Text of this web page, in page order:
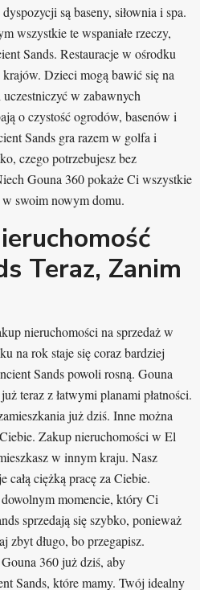
są baseny, siłownia i spa.
wszystkie te wspaniałe rzeczy,
Sands. Restauracje w ośrodku
Dzieci mogą bawić się na
w zabawnych
o czystość ogrodów, basenów i
Sands gra razem w golfa i
czego potrzebujesz bez
Gouna 360 pokaże Ci wszystkie
swoim nowym domu.
Teraz, Zanim
nieruchomości na sprzedaż w
na rok staje się coraz bardziej
Sands powoli rosną. Gouna
teraz z łatwymi planami płatności.
już dziś. Inne można
Zakup nieruchomości w El
w innym kraju. Nasz
całą ciężką pracę za Ciebie.
momencie, który Ci
sprzedają się szybko, ponieważ
zbyt długo, bo przegapisz.
360 już dziś, aby
Sands, które mamy. Twój idealny